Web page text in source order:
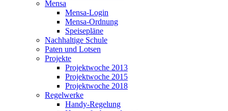
Mensa
Mensa-Login
Mensa-Ordnung
Speisepläne
Nachhaltige Schule
Paten und Lotsen
Projekte
Projektwoche 2013
Projektwoche 2015
Projektwoche 2018
Regelwerke
Handy-Regelung